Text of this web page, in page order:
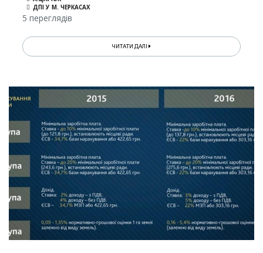
ДПІ У М. ЧЕРКАСАХ
5 переглядів
ЧИТАТИ ДАЛІ